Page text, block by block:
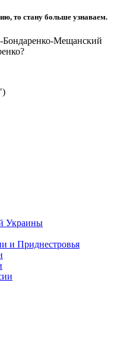
то стану больше узнаваем.
Мещанский
Украины
и Приднестровья